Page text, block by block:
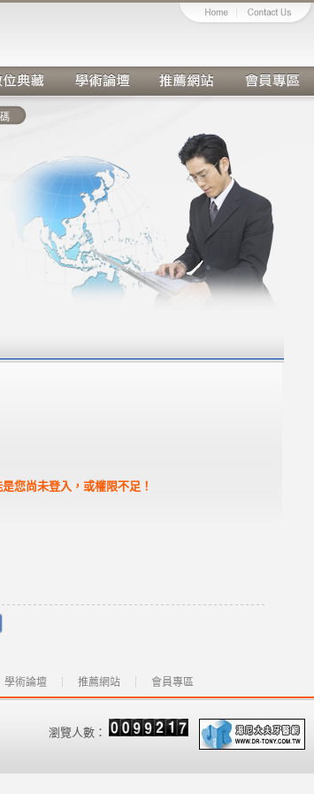
您尚未登入，或權限不足！
學術論壇 推薦網站 會員專區
瀏覽人數：